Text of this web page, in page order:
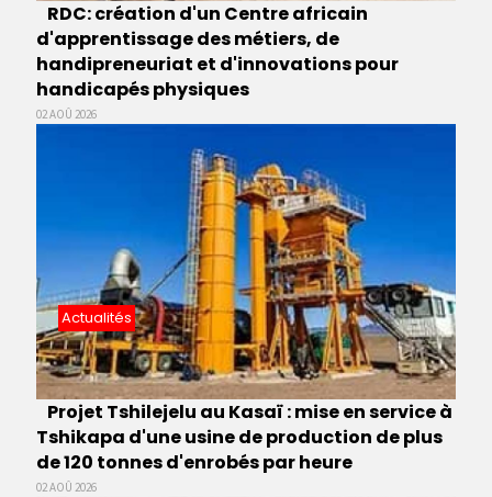
RDC: création d'un Centre africain
d'apprentissage des métiers, de
handipreneuriat et d'innovations pour
handicapés physiques
02 AOÛ 2026
Actualités
Projet Tshilejelu au Kasaï : mise en service à
Tshikapa d'une usine de production de plus
de 120 tonnes d'enrobés par heure
02 AOÛ 2026